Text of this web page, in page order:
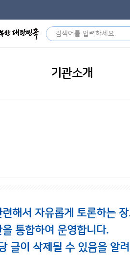
기관소개
해서 자유롭게 토론하는
통합하여 운영합니다.
글이 삭제될 수 있음을 알